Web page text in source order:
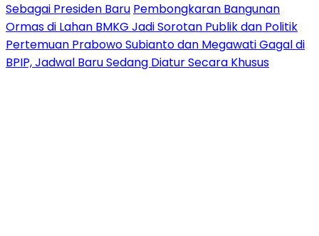
Sebagai Presiden Baru Pembongkaran Bangunan
Ormas di Lahan BMKG Jadi Sorotan Publik dan Politik
Pertemuan Prabowo Subianto dan Megawati Gagal di
BPIP, Jadwal Baru Sedang Diatur Secara Khusus